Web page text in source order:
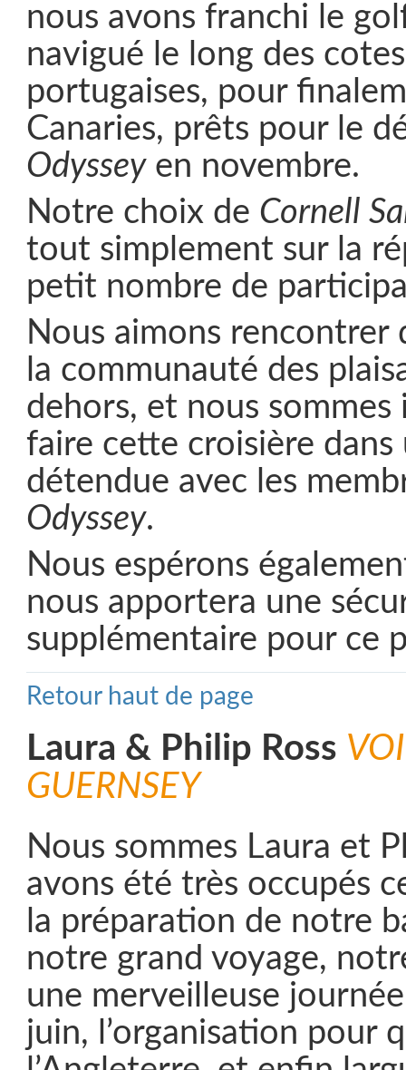
nous avons franchi le
navigué le long des
portugaises, pour
Canaries, prêts pour le
Odysseyen novembre.
Notre choix de Cornell
tout simplement sur la
petit nombre de
Nous aimons rencontrer
la communauté des
dehors, et nous
faire cette croisière dans
détendue avec les
Odyssey.
Nous espérons
nous apportera une
supplémentaire pour ce
Retour haut de page
Laura & Philip Ross
GUERNSEY
Nous sommes Laura et
avons été très occupés
la préparation de notre
notre grand voyage,
une merveilleuse
juin, l’organisation pour